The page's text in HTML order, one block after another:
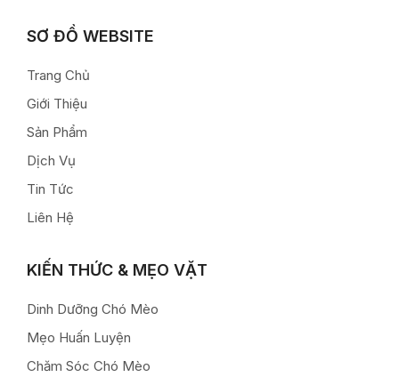
SƠ ĐỒ WEBSITE
Trang Chủ
Giới Thiệu
Sản Phẩm
Dịch Vụ
Tin Tức
Liên Hệ
KIẾN THỨC & MẸO VẶT
Dinh Dưỡng Chó Mèo
Mẹo Huấn Luyện
Chăm Sóc Chó Mèo